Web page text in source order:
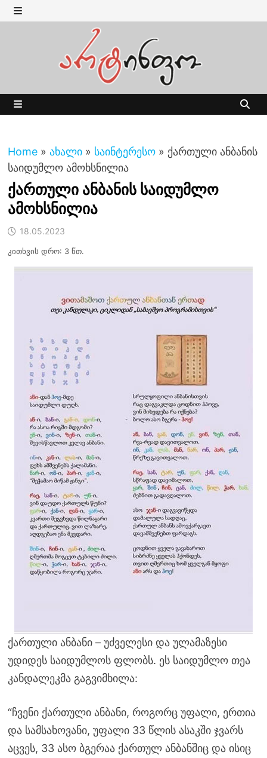
Skip
to MENU
Home » ახალი » საინტერესო » ქართული ანბანის
საიდუმლო ამოხსნილია
ქართული ანბანის საიდუმლო
ამოხსნილია
18.05.2023
კითხვის დრო: 3 წთ.
ქართული ანბანი – უძველესი და ულამაზესი
უდიდეს საიდუმლოს ფლობს. ეს საიდუმლო თეა
კანდალეკმა გაგვიმხილა:
“ჩვენი ქართული ანბანი, როგორც უფალი, ერთია
და სამსახოვანი, უფალი 33 წლის ასაკში ჯვარს
აცვეს, 33 ასო ბგერაა ქართულ ანბანშიც და ისიც